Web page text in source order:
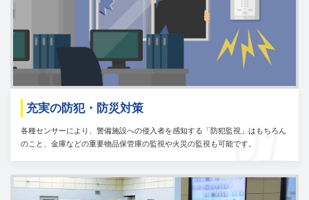
01
充実の防犯・防災対策
各種センサーにより、警備施設への侵入者を感知する「防犯監視」はもちろん
のこと、金庫などの重要物品保管庫の監視や火災の監視も可能です。